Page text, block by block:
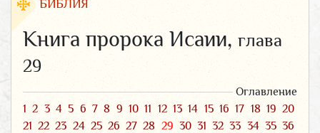
БИБЛИЯ
Книга пророка Исаии, глава
29
Оглавление
1 2 3 4 5 6 7 8 9 10 11 12 13 14 15 16 17 18 19 20
21 22 23 24 25 26 27 28 29 30 31 32 33 34 35 36